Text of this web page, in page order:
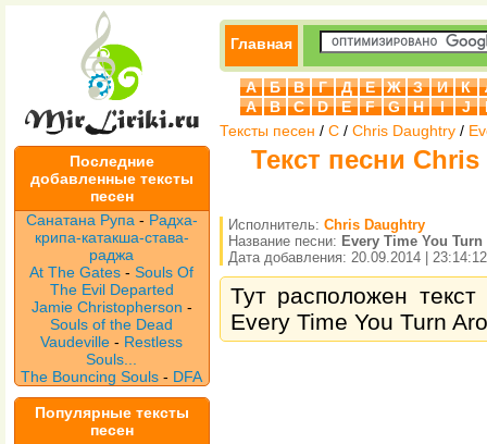
Последние
добавленные тексты
песен
Санатана Рупа - Радха-
крипа-катакша-става-
раджа
At The Gates -Souls Of
The Evil Departed
Jamie Christopherson -
Souls of the Dead
Vaudeville- Restless
Souls...
The Bouncing Souls - DFA
Популярные тексты
песен
Главная
А Б В Г Д Е Ж З И К
A
B C D E F G H I J
Тексты песен / C / Chris Daughtry /
Текст песни
Исполнитель: Chris Daughtry
Название песни: Every Time You
Дата добавления: 20.09.2014 | 23:14:12
Тут расположен
Every Time You Turn